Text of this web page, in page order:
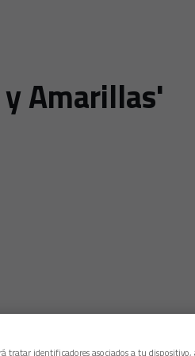
Amarillas'
tratar identificadores asociados a tu